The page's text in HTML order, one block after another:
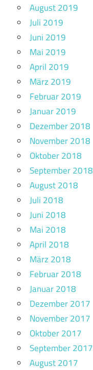
August 2019
Juli 2019
Juni 2019
Mai 2019
April 2019
März 2019
Februar 2019
Januar 2019
Dezember 2018
November 2018
Oktober 2018
September 2018
August 2018
Juli 2018
Juni 2018
Mai 2018
April 2018
März 2018
Februar 2018
Januar 2018
Dezember 2017
November 2017
Oktober 2017
September 2017
August 2017